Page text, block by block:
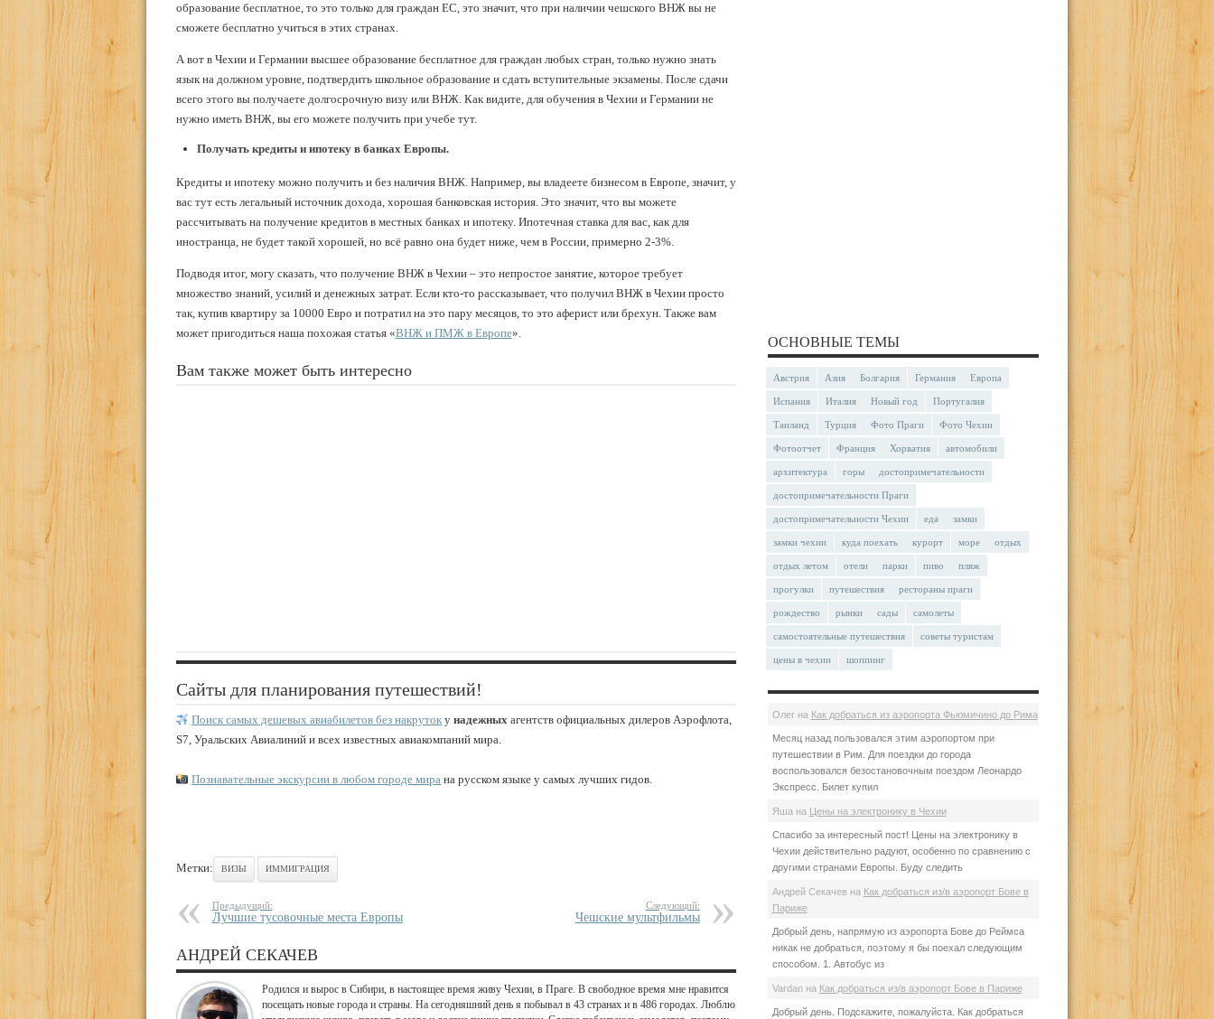
образование бесплатное, то это только для граждан ЕС, это значит, что при наличии чешского ВНЖ вы не
сможете бесплатно учиться в этих странах.
А вот в Чехии и Германии высшее образование бесплатное для граждан любых стран, только нужно знать
язык на должном уровне, подтвердить школьное образование и сдать вступительные экзамены. После сдачи
всего этого вы получаете долгосрочную визу или ВНЖ. Как видите, для обучения в Чехии и Германии не
нужно иметь ВНЖ, вы его можете получить при учебе тут.
Получать кредиты и ипотеку в банках Европы.
Кредиты и ипотеку можно получить и без наличия ВНЖ. Например, вы владеете бизнесом в Европе, значит, у
вас тут есть легальный источник дохода, хорошая банковская история. Это значит, что вы можете
рассчитывать на получение кредитов в местных банках и ипотеку. Ипотечная ставка для вас, как для
иностранца, не будет такой хорошей, но всё равно она будет ниже, чем в России, примерно 2-3%.
Подводя итог, могу сказать, что получение ВНЖ в Чехии – это непростое занятие, которое требует
множество знаний, усилий и денежных затрат. Если кто-то рассказывает, что получил ВНЖ в Чехии просто
так, купив квартиру за 10000 Евро и потратил на это пару месяцов, то это аферист или брехун. Также вам
может пригодиться наша похожая статья «ВНЖ и ПМЖ в Европе».
Вам также может быть интересно
Сайты для планирования путешествий!
Поиск самых дешевых авиабилетов без накруток унадежных агентств официальных дилеров Аэрофлота,
S7, Уральских Авиалиний и всех известных авиакомпаний мира.
Познавательные экскурсии в любом городе мира на русском языке у самых лучших гидов.
Метки: ВИЗЫ ИММИГРАЦИЯ
Предыдущий:
Лучшие тусовочные места Европы
Следующий:
Чешские мультфильмы
АНДРЕЙ СЕКАЧЕВ
Родился и вырос в Сибири, в настоящее время живу Чехии, в Праге. В свободное время мне нравится
посещать новые города и страны. На сегодняшний день я побывал в 43 странах и в 486 городах. Люблю
ОСНОВНЫЕ ТЕМЫ
Австрия Азия Болгария Германия Европа
Испания Италия Новый год Португалия
Таиланд Турция Фото Праги Фото Чехии
Фотоотчет Франция Хорватия автомобили
архитектура горы достопримечательности
достопримечательности Праги
достопримечательности Чехии еда замки
замки чехии куда поехать курорт море отдых
отдых летом отели парки пиво пляж
прогулки путешествия рестораны праги
рождество рынки сады самолеты
самостоятельные путешествия советы туристам
цены в чехии шоппинг
Олегна Как добраться из аэропорта Фьюмичино до Рима
Месяц назад пользовался этим аэропортом при
путешествии в Рим. Для поездки до города
воспользовался безостановочным поездом Леонардо
Экспресс. Билет купил
Яша на Цены на электронику в Чехии
Спасибо за интересный пост! Цены на электронику в
Чехии действительно радуют, особенно по сравнению с
другими странами Европы. Буду следить
Андрей Секачев на Как добраться из/в аэропорт Бове в
Париже
Добрый день, напрямую из аэропорта Бове до Реймса
никак не добраться, поэтому я бы поехал следующим
способом. 1. Автобус из
Vardanна Как добраться из/в аэропорт Бове в Париже
Добрый день. Подскажите, пожалуйста. Как добраться